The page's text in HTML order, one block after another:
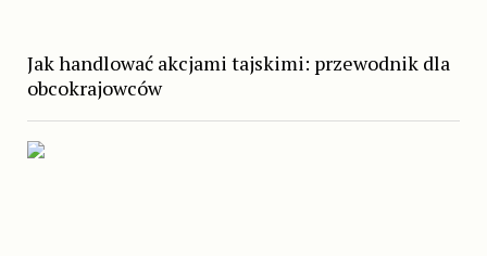
Jak handlować akcjami tajskimi: przewodnik dla
obcokrajowców